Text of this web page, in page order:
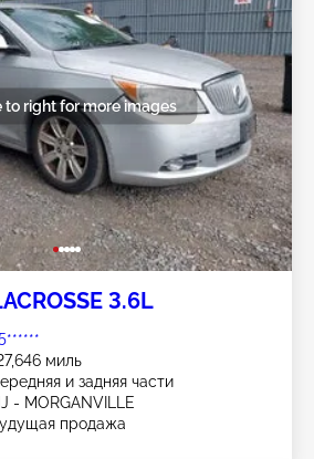
to right for more images
3.6L
миль
и задняя части
- MORGANVILLE
продажа